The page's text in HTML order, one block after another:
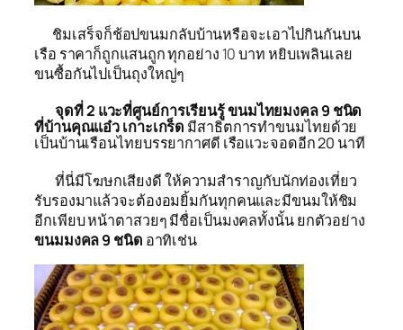
ชิมเสร็จก็ช้อปขนมกลับบ้านหรือจะเอาไปกินกันบน
เรือ ราคาก็ถูกแสนถูก ทุกอย่าง 10 บาท หยิบเพลินเลย
ขนซื้อกันไปเป็นถุงใหญ่ๆ
จุดที่ 2 แวะที่ศูนย์การเรียนรู้ ขนมไทยมงคล 9 ชนิด
ที่บ้านคุณแอ๋ว เกาะเกร็ด มีสาธิตการทำขนมไทยด้วย
เป็นบ้านเรือนไทยบรรยากาศดี เรือแวะจอดอีก 20 นาที
ที่นี่มีโฆษกเสียงดี ให้ความสำราญกับนักท่องเที่ยว
รับรองมาแล้วจะต้องอมยิ้มกันทุกคนและมีขนมให้ชิม
อีกเพียบ หน้าตาสวยๆ มีชื่อเป็นมงคลทั้งนั้น ยกตัวอย่าง
ขนมมงคล 9 ชนิด อาทิเช่น